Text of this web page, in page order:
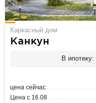
Каркасный дом
Канкун
В ипотеку:
цена сейчас
Цена с 16.08